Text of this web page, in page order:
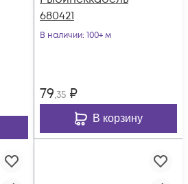
680421
В наличии: 100+ м
79,35 ₽
В корзину